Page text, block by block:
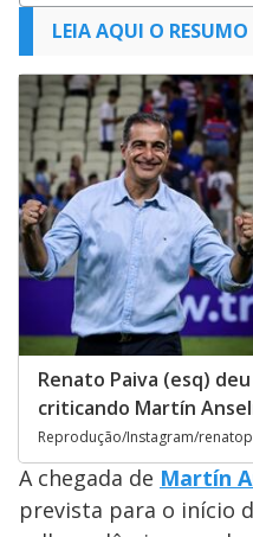
Opens in new window
LEIA AQUI O
Renato Paiva (esq)
criticando Martín
Reprodução/Instagram/
A chegada de Martín
prevista para o início